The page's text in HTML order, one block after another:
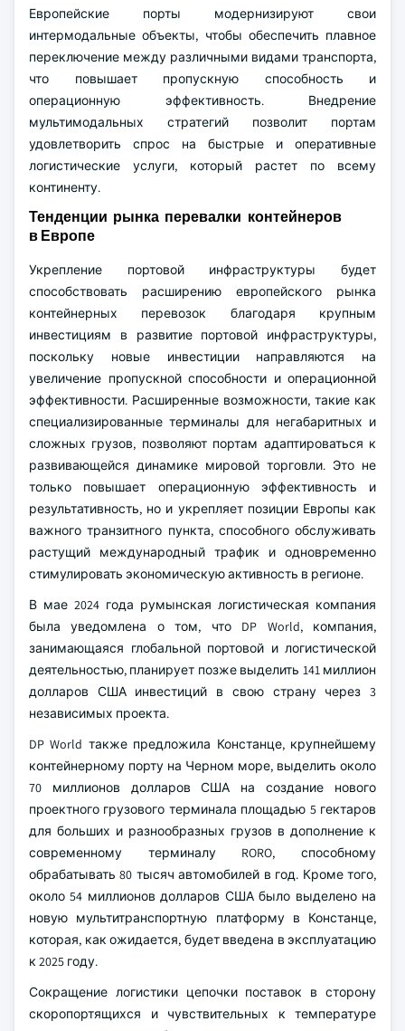
Европейские порты модернизируют свои
интермодальные объекты, чтобы обеспечить плавное
переключение между различными видами транспорта,
что повышает пропускную способность и
операционную эффективность. Внедрение
мультимодальных стратегий позволит портам
удовлетворить спрос на быстрые и оперативные
логистические услуги, который растет по всему
континенту.
Тенденции рынка перевалки контейнеров
в Европе
Укрепление портовой инфраструктуры будет
способствовать расширению европейского рынка
контейнерных перевозок благодаря крупным
инвестициям в развитие портовой инфраструктуры,
поскольку новые инвестиции направляются на
увеличение пропускной способности и операционной
эффективности. Расширенные возможности, такие как
специализированные терминалы для негабаритных и
сложных грузов, позволяют портам адаптироваться к
развивающейся динамике мировой торговли. Это не
только повышает операционную эффективность и
результативность, но и укрепляет позиции Европы как
важного транзитного пункта, способного обслуживать
растущий международный трафик и одновременно
стимулировать экономическую активность в регионе.
В мае 2024 года румынская логистическая компания
была уведомлена о том, что DP World, компания,
занимающаяся глобальной портовой и логистической
деятельностью, планирует позже выделить 141 миллион
долларов США инвестиций в свою страну через 3
независимых проекта.
DP World также предложила Констанце, крупнейшему
контейнерному порту на Черном море, выделить около
70 миллионов долларов США на создание нового
проектного грузового терминала площадью 5 гектаров
для больших и разнообразных грузов в дополнение к
современному терминалу RORO, способному
обрабатывать 80 тысяч автомобилей в год. Кроме того,
около 54 миллионов долларов США было выделено на
новую мультитранспортную платформу в Констанце,
которая, как ожидается, будет введена в эксплуатацию
к 2025 году.
Сокращение логистики цепочки поставок в сторону
скоропортящихся и чувствительных к температуре